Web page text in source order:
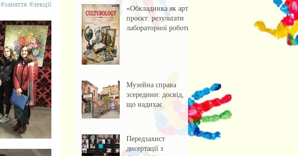
#заняття #лекції
зустріч із учнями
ліцею
«Обкладинка як арт-
проєкт: результати
лабораторної роботи»
Музейна справа
зсередини: досвід,
що надихає
Передзахист
дисертації з